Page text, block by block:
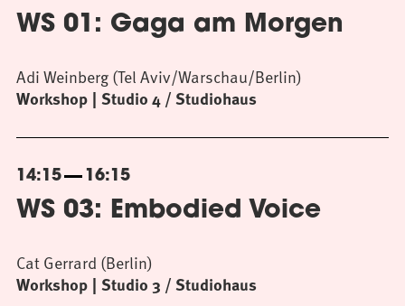
WS 01: Gaga am Morgen
Workshop Studio 4 / Studiohaus
Adi Weinberg (Tel Aviv/Warschau/Berlin)
14:15 16:15
WS 03: Embodied Voice
Workshop Studio 3 / Studiohaus
Cat Gerrard (Berlin)